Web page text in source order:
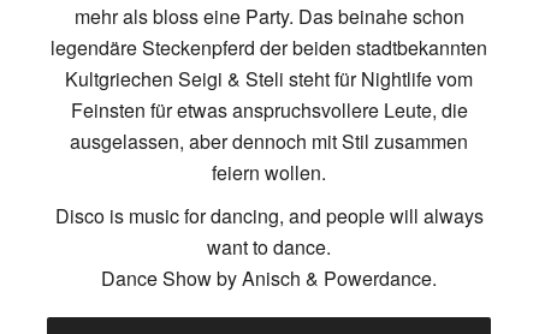
mehr als bloss eine Party. Das beinahe schon
legendäre Steckenpferd der beiden stadtbekannten
Kultgriechen Seigi & Steli steht für Nightlife vom
Feinsten für etwas anspruchsvollere Leute, die
ausgelassen, aber dennoch mit Stil zusammen
feiern wollen.
Disco is music for dancing, and people will always
want to dance.
Dance Show by Anisch & Powerdance.